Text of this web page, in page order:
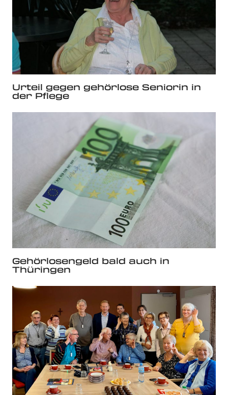
Urteil gegen gehörlose Seniorin in
der Pflege
Gehörlosengeld bald auch in
Thüringen